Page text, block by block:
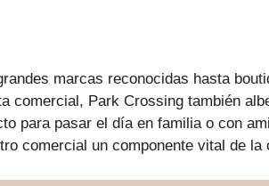
marcas reconocidas hasta
comercial, Park Crossing también
para pasar el día en familia o con
comercial un componente vital de la